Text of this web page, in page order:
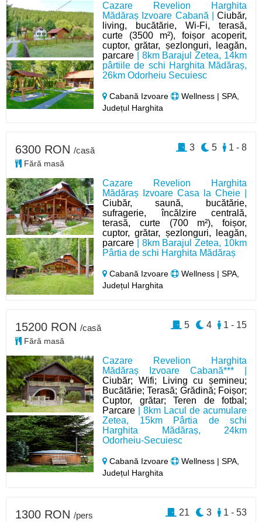
Cazare Revelion Harghita
Mădăraș Izvoare Cabană | Ciubăr,
living, bucătărie, Wi-Fi, terasă,
curte (3500 m²), foișor acoperit,
cuptor, grătar, șezlonguri, leagăn,
parcare | 8km Barajul Zetea, 14km
pârtiile de schi Harghita Mădăraș,
26km Odorheiu Secuiesc
Cabană Izvoare
Wellness | SPA,
Județul Harghita
Cazare Revelion Harghita
Mădăraș Izvoare Casa la Cheie |
Ciubăr, saună, bucătărie,
sufragerie, încălzire centrală,
terasă, curte (700 m²), foișor,
cuptor, grătar, șezlonguri, leagăn,
parcare | 8km Barajul Zetea, 10km
Pârtia de schi Harghita Mădăraș
Cabană Izvoare
Wellness | SPA,
Județul Harghita
6300 RON /casă
Fără masă
1 - 8
5
3
Cazare Revelion Harghita
Mădăraș Izvoare Cabană*** |
Ciubăr; Wifi; Living cu șemineu;
Bucătărie; Terasă; Grădină; Foișor;
Cuptor, grătar; Teren de fotbal;
Parcare | 8km Lacul de acumulare
Zetea, 15km Pârtia de schi
Harghita Mădăraș, 24km
Odorheiu-Secuiesc
Cabană Izvoare
Wellness | SPA,
Județul Harghita
15200 RON /casă
Fără masă
1 - 15
4
5
1300 RON /pers 1 - 53
3
21